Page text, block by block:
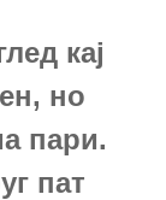
кај
но
пари.
пат